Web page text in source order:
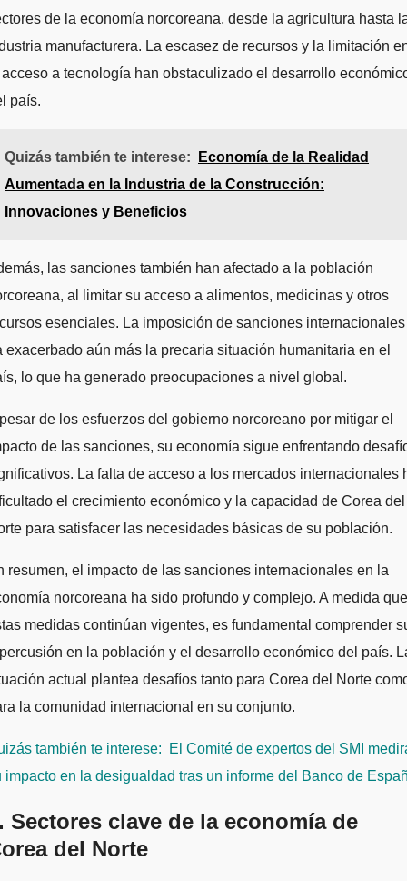
de la economía norcoreana, desde la agricultura hasta
manufacturera. La escasez de recursos y la limitación
a tecnología han obstaculizado el desarrollo
país.
Quizás también te interese:
Economía de la Realidad
Aumentada en la Industria de la Construcción:
Innovaciones y Beneficios
las sanciones también han afectado a la población
al limitar su acceso a alimentos, medicinas y otros
esenciales. La imposición de sanciones internacionales
exacerbado aún más la precaria situación humanitaria en el
lo que ha generado preocupaciones a nivel global.
de los esfuerzos del gobierno norcoreano por mitigar el
de las sanciones, su economía sigue enfrentando
La falta de acceso a los mercados internacionales
el crecimiento económico y la capacidad de Corea del
para satisfacer las necesidades básicas de su población.
resumen, el impacto de las sanciones internacionales en la
norcoreana ha sido profundo y complejo. A medida que
medidas continúan vigentes, es fundamental comprender
en la población y el desarrollo económico del país.
actual plantea desafíos tanto para Corea del Norte
la comunidad internacional en su conjunto.
también te interese:
El Comité de expertos del SMI
impacto en la desigualdad tras un informe del Banco de
Sectores clave de la economía de
del Norte